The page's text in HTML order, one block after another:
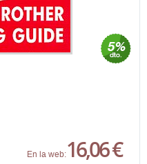
En la web:16,06 €